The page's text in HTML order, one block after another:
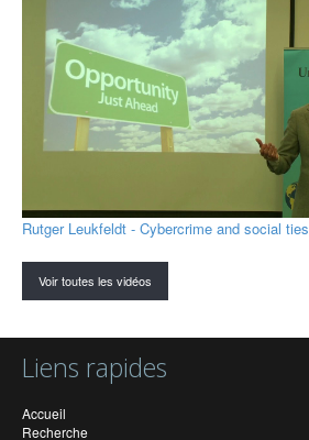
Rutger Leukfeldt - Cybercrime and social ties
Voir toutes les vidéos
Liens rapides
Accueil
Recherche